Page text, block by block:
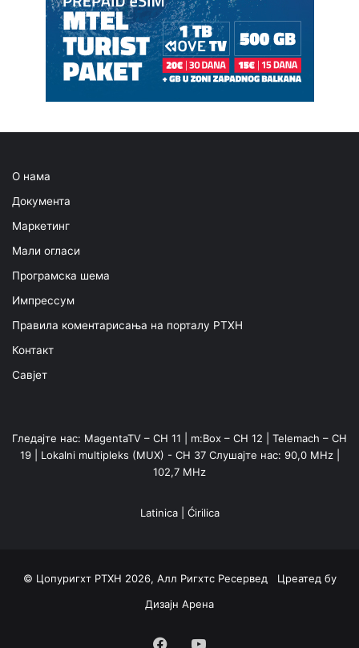
О нама
Документа
Маркетинг
Мали огласи
Програмска шема
Импрессум
Правила коментарисања на порталу РТХН
Контакт
Савјет
Гледајте нас: MagentaTV – CH 11 | m:Box – CH 12 | Telemach – CH
19 | Lokalni multipleks (MUX) - CH 37 Слушајте нас: 90,0 MHz |
102,7 MHz
Latinica| Ćirilica
© Цопyригхт РТХН 2026, Алл Ригхтс Ресервед Цреатед бy
Дизајн Арена
Facebook